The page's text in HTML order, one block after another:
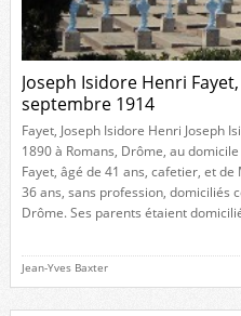
Joseph Isidore Henri
septembre 1914
Fayet, Joseph Isidore Henri Joseph
1890 à Romans, Drôme, au
Fayet, âgé de 41 ans, cafetier, et
36 ans, sans profession, domiciliés
Drôme. Ses parents étaient
Jean-Yves Baxter